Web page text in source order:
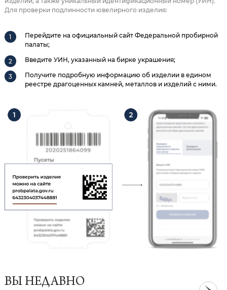
Для проверки подлинности ювелирного изделия:
Перейдите на официальный сайт Федеральной пробирной
палаты;
Введите УИН, указанный на бирке украшения;
Получите подробную информацию об изделии в едином
реестре драгоценных камней, металлов и изделий с ними.
ВЫ НЕДАВНО